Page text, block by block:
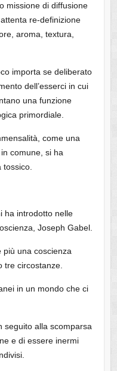
missione di diffusione
re-definizione
aroma, textura,
importa se deliberato
dell’esserci in cui
una funzione
primordiale.
come una
comune, si ha
tossico.
ha introdotto nelle
Joseph Gabel.
più una coscienza
tre circostanze.
in un mondo che ci
seguito alla scomparsa
e di essere inermi